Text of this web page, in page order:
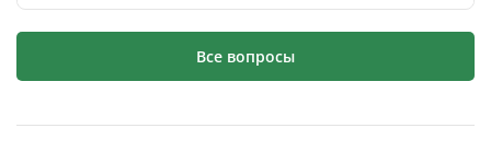
Все вопросы